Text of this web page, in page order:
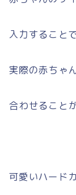
入力すること
実際の赤ちゃ
合わせること
可愛いハード